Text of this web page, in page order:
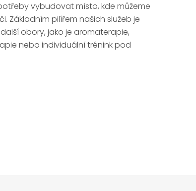
vybudovat místo, kde můžeme
Základním pilířem našich služeb je
obory, jako je aromaterapie,
nebo individuální trénink pod